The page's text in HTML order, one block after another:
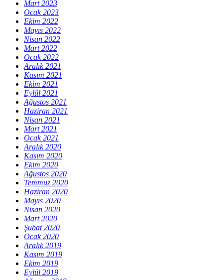
Mart 2023
Ocak 2023
Ekim 2022
Mayıs 2022
Nisan 2022
Mart 2022
Ocak 2022
Aralık 2021
Kasım 2021
Ekim 2021
Eylül 2021
Ağustos 2021
Haziran 2021
Nisan 2021
Mart 2021
Ocak 2021
Aralık 2020
Kasım 2020
Ekim 2020
Ağustos 2020
Temmuz 2020
Haziran 2020
Mayıs 2020
Nisan 2020
Mart 2020
Şubat 2020
Ocak 2020
Aralık 2019
Kasım 2019
Ekim 2019
Eylül 2019